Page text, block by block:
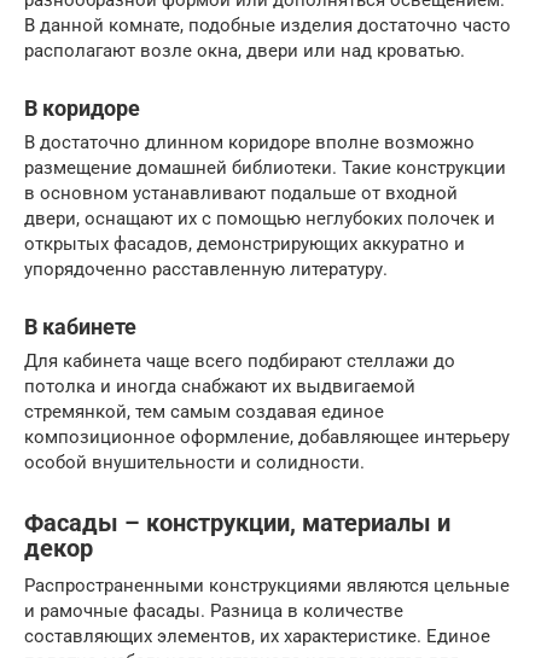
В данной комнате, подобные изделия достаточно часто
располагают возле окна, двери или над кроватью.
В коридоре
В достаточно длинном коридоре вполне возможно
размещение домашней библиотеки. Такие конструкции
в основном устанавливают подальше от входной
двери, оснащают их с помощью неглубоких полочек и
открытых фасадов, демонстрирующих аккуратно и
упорядоченно расставленную литературу.
В кабинете
Для кабинета чаще всего подбирают стеллажи до
потолка и иногда снабжают их выдвигаемой
стремянкой, тем самым создавая единое
композиционное оформление, добавляющее интерьеру
особой внушительности и солидности.
Фасады – конструкции, материалы и
декор
Распространенными конструкциями являются цельные
и рамочные фасады. Разница в количестве
составляющих элементов, их характеристике. Единое